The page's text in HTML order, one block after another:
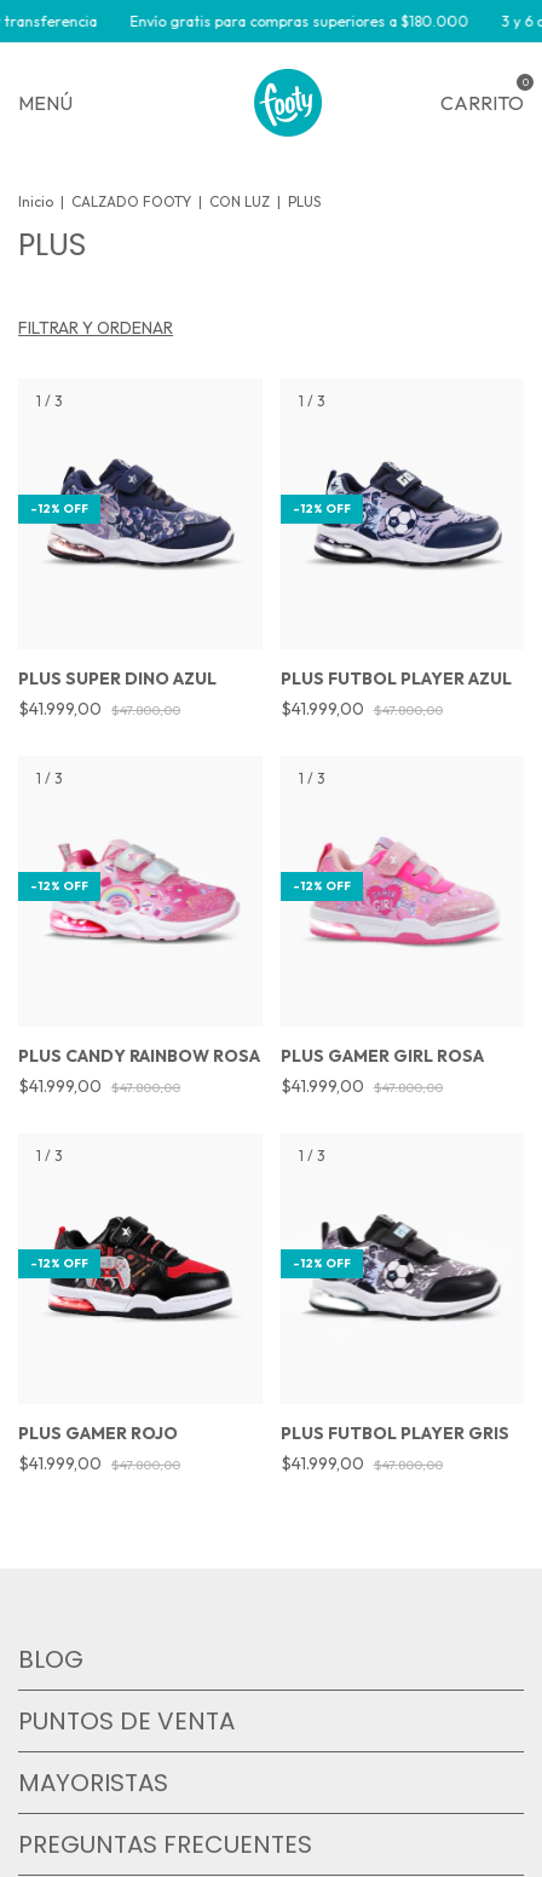
Envío gratis para compras superiores a $180.000 3 y 6
MENÚ CARRITO
0
Inicio | CALZADO FOOTY | CON LUZ | PLUS
PLUS
FILTRAR Y ORDENAR
1 / 3
-12% OFF
PLUS SUPER DINO AZUL
$41.999,00
$47.800,00
1 / 3
-12% OFF
PLUS FUTBOL PLAYER AZUL
$41.999,00
$47.800,00
1 / 3
-12% OFF
PLUS CANDY RAINBOW ROSA
$41.999,00
$47.800,00
1 / 3
-12% OFF
PLUS GAMER GIRL ROSA
$41.999,00
$47.800,00
1 / 3
-12% OFF
PLUS GAMER ROJO
$41.999,00
$47.800,00
1 / 3
-12% OFF
PLUS FUTBOL PLAYER GRIS
$41.999,00
$47.800,00
BLOG
PUNTOS DE VENTA
MAYORISTAS
PREGUNTAS FRECUENTES